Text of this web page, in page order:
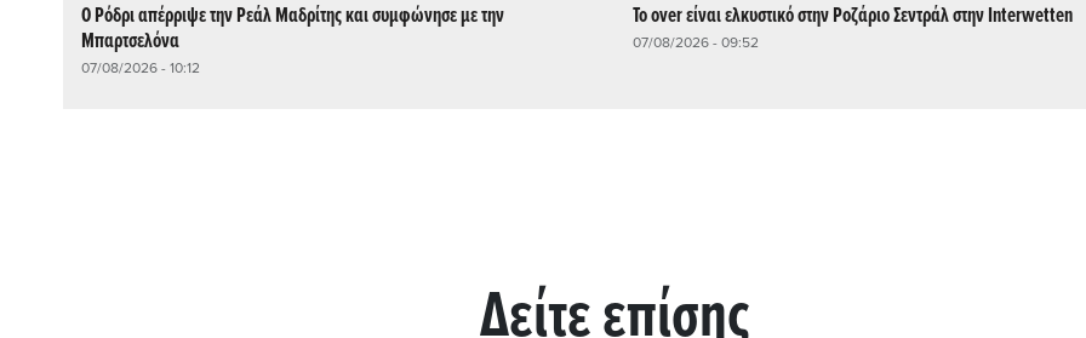
Ο Ρόδρι απέρριψε την Ρεάλ Μαδρίτης και συμφώνησε με την
Μπαρτσελόνα
07/08/2026 - 10:12
Το over είναι ελκυστικό στην Ροζάριο Σεντράλ στην Interwetten
07/08/2026 - 09:52
Δείτε επίσης